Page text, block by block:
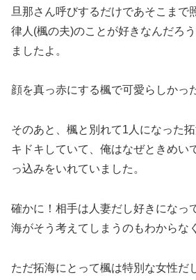
旦那さん呼びするだけであそこまで
律人(楓の夫)のことが好きなんだろ
ましたよ。
顔を真っ赤にする楓で可愛らしかっ
そのあと、楓と別れて1人になった
キドキしていて、俺はなぜときめい
っ込みをいれていました。
確かに！相手は人妻だし好きになっ
海がそう考えてしまうのもわからな
ただ拓海にとって楓は特別な女性だ